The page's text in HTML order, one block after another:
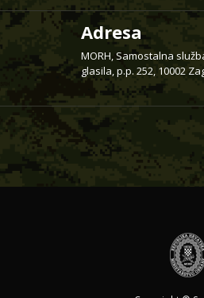
Adresa
MORH, Samostalna
glasila, p.p. 252, 10002